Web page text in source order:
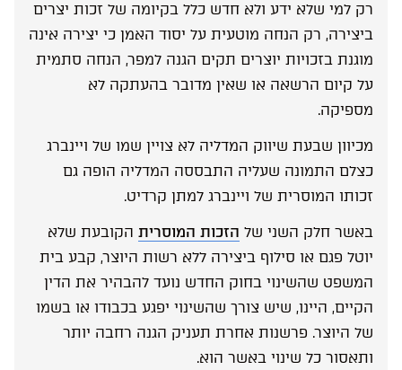
רק למי שלא ידע ולא חדש כלל בקיומה של זכות יצרים
ביצירה, רק הנחה מוטעית על יסוד האמן כי יצירה אינה
מוגנת בזכויות יוצרים תקים הגנה למפר, הנחה סתמית
על קיום הרשאה או שאין מדובר בהעתקה לא
מספיקה.
מכיוון שבעת שיווק המדליה לא צויין שמו של ויינברג
כצלם התמונה שעליה התבססה המדליה הופה גם
זכותו המוסרית של ויינברג למתן קרדיט.
באשר חלק השני של הזכות המוסרית הקובעת שלא
יוטל פגם או סילוף ביצירה ללא רשות היוצר, קבע בית
המשפט שהשינוי בחוק החדש נועד להבהיר את הדין
הקיים, היינו, שיש צורך שהשינוי יפגע בכבודו או בשמו
של היוצר. פרשנות אחרת תעניק הגנה רחבה יותר
ותאסור כל שינוי באשר הוא.